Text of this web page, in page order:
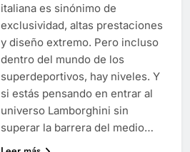
italiana es sinónimo de
exclusividad, altas prestaciones
y diseño extremo. Pero incluso
dentro del mundo de los
superdeportivos, hay niveles. Y
si estás pensando en entrar al
universo Lamborghini sin
superar la barrera del medio…